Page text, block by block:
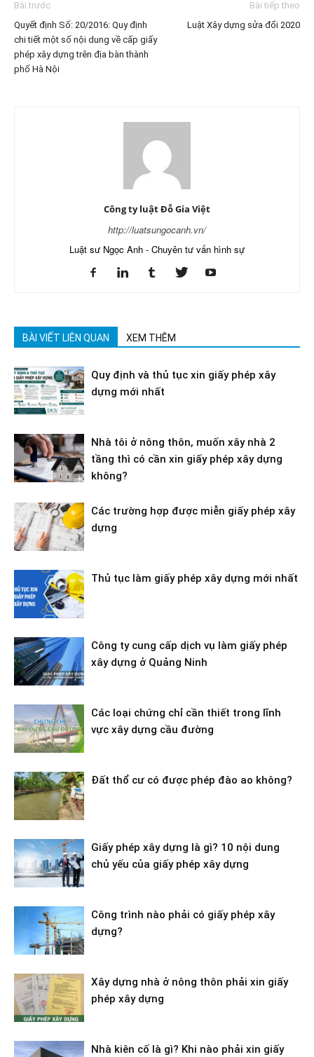
Bài trước
Quyết định Số: 20/2016: Quy định
chi tiết một số nội dung về cấp giấy
phép xây dựng trên địa bàn thành
phố Hà Nội
Bài tiếp theo
Luật Xây dựng sửa đổi 2020
Công ty luật Đỗ Gia Việt
http://luatsungocanh.vn/
Luật sư Ngọc Anh - Chuyên tư vấn hình sự
BÀI VIẾT LIÊN QUAN XEM THÊM
Quy định và thủ tục xin giấy phép xây
dựng mới nhất
Nhà tôi ở nông thôn, muốn xây nhà 2
tầng thì có cần xin giấy phép xây dựng
không?
Các trường hợp được miễn giấy phép xây
dựng
Thủ tục làm giấy phép xây dựng mới nhất
Công ty cung cấp dịch vụ làm giấy phép
xây dựng ở Quảng Ninh
Các loại chứng chỉ cần thiết trong lĩnh
vực xây dựng cầu đường
Đất thổ cư có được phép đào ao không?
Giấy phép xây dựng là gì? 10 nội dung
chủ yếu của giấy phép xây dựng
Công trình nào phải có giấy phép xây
dựng?
Xây dựng nhà ở nông thôn phải xin giấy
phép xây dựng
Nhà kiên cố là gì? Khi nào phải xin giấy